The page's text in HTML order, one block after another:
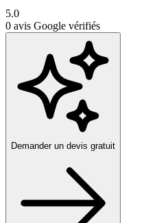
5.0
0 avis Google vérifiés
Demander un devis gratuit